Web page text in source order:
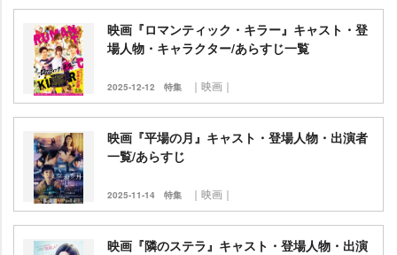
映画『ロマンティック・キラー』キャスト・登
場人物・キャラクター/あらすじ一覧
2025-12-12 特集 ｜映画｜
映画『平場の月』キャスト・登場人物・出演者
一覧/あらすじ
2025-11-14 特集 ｜映画｜
映画『隣のステラ』キャスト・登場人物・出演